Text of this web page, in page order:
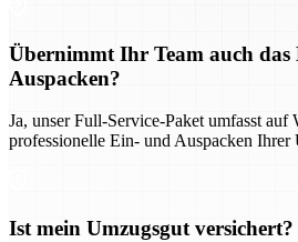
Übernimmt Ihr Team auch das
Auspacken?
Ja, unser Full-Service-Paket umfasst auf
professionelle Ein- und Auspacken Ihrer
Ist mein Umzugsgut versichert?